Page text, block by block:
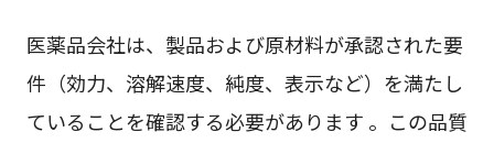
医薬品会社は、製品および原材料が承認された要
件（効力、溶解速度、純度、表示など）を満たし
ていることを確認する必要があります 。この品質